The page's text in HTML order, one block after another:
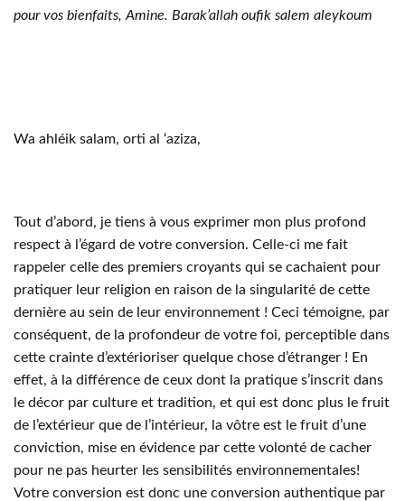
pour vos bienfaits, Amine. Barak’allah oufik salem aleykoum
Wa ahléik salam, orti al ‘aziza,
Tout d’abord, je tiens à vous exprimer mon plus profond
respect à l’égard de votre conversion. Celle-ci me fait
rappeler celle des premiers croyants qui se cachaient pour
pratiquer leur religion en raison de la singularité de cette
dernière au sein de leur environnement ! Ceci témoigne, par
conséquent, de la profondeur de votre foi, perceptible dans
cette crainte d’extérioriser quelque chose d’étranger ! En
effet, à la différence de ceux dont la pratique s’inscrit dans
le décor par culture et tradition, et qui est donc plus le fruit
de l’extérieur que de l’intérieur, la vôtre est le fruit d’une
conviction, mise en évidence par cette volonté de cacher
pour ne pas heurter les sensibilités environnementales!
Votre conversion est donc une conversion authentique par